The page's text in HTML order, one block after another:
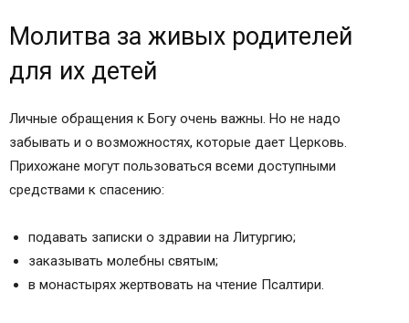
Молитва за живых родителей
для их детей
Личные обращения к Богу очень важны. Но не надо
забывать и о возможностях, которые дает Церковь.
Прихожане могут пользоваться всеми доступными
средствами к спасению:
подавать записки о здравии на Литургию;
заказывать молебны святым;
в монастырях жертвовать на чтение Псалтири.